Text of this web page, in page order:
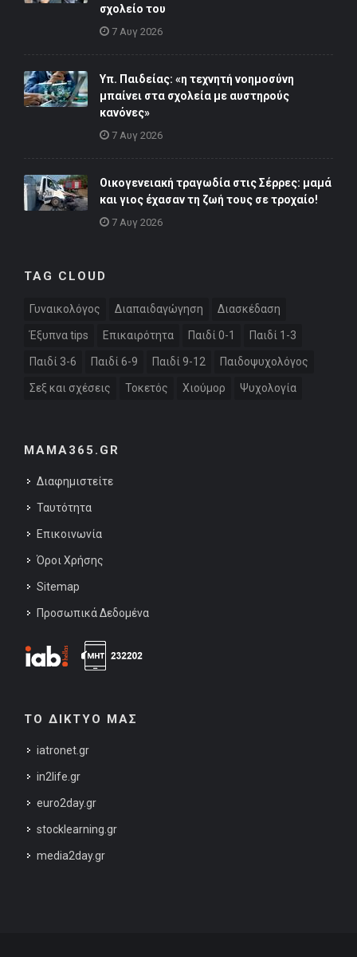
σχολείο του
7 Αυγ 2026
Υπ. Παιδείας: «η τεχνητή νοημοσύνη
μπαίνει στα σχολεία με αυστηρούς
κανόνες»
7 Αυγ 2026
Οικογενειακή τραγωδία στις Σέρρες: μαμά
και γιος έχασαν τη ζωή τους σε τροχαίο!
7 Αυγ 2026
TAG CLOUD
Γυναικολόγος Διαπαιδαγώγηση Διασκέδαση
Έξυπνα tips Επικαιρότητα Παιδί 0-1 Παιδί 1-3
Παιδί 3-6 Παιδί 6-9 Παιδί 9-12 Παιδοψυχολόγος
Σεξ και σχέσεις Τοκετός Χιούμορ Ψυχολογία
MAMA365.GR
Διαφημιστείτε
Ταυτότητα
Επικοινωνία
Όροι Χρήσης
Sitemap
Προσωπικά Δεδομένα
ΤΟ ΔΙΚΤΥΟ ΜΑΣ
iatronet.gr
in2life.gr
euro2day.gr
stocklearning.gr
media2day.gr